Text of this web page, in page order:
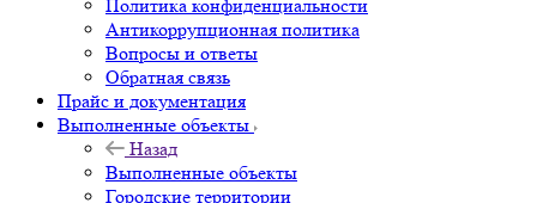
Политика конфиденциальности
Антикоррупционная политика
Вопросы и ответы
Обратная связь
Прайс и документация
Выполненные объекты
Назад
Выполненные объекты
Городские территории